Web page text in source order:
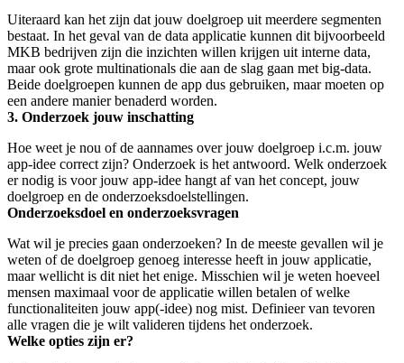
Uiteraard kan het zijn dat jouw doelgroep uit meerdere segmenten
bestaat. In het geval van de data applicatie kunnen dit bijvoorbeeld
MKB bedrijven zijn die inzichten willen krijgen uit interne data,
maar ook grote multinationals die aan de slag gaan met big-data.
Beide doelgroepen kunnen de app dus gebruiken, maar moeten op
een andere manier benaderd worden.
3. Onderzoek jouw inschatting
Hoe weet je nou of de aannames over jouw doelgroep i.c.m. jouw
app-idee correct zijn? Onderzoek is het antwoord. Welk onderzoek
er nodig is voor jouw app-idee hangt af van het concept, jouw
doelgroep en de onderzoeksdoelstellingen.
Onderzoeksdoel en onderzoeksvragen
Wat wil je precies gaan onderzoeken? In de meeste gevallen wil je
weten of de doelgroep genoeg interesse heeft in jouw applicatie,
maar wellicht is dit niet het enige. Misschien wil je weten hoeveel
mensen maximaal voor de applicatie willen betalen of welke
functionaliteiten jouw app(-idee) nog mist. Definieer van tevoren
alle vragen die je wilt valideren tijdens het onderzoek.
Welke opties zijn er?